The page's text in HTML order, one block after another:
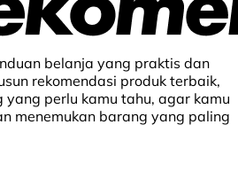
belanja yang praktis dan
rekomendasi produk terbaik,
perlu kamu tahu, agar kamu
menemukan barang yang paling